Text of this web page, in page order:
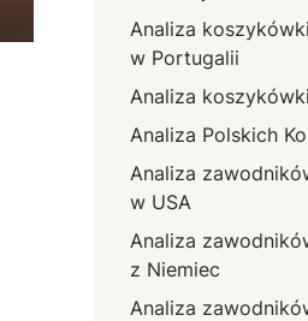
Analiza
w Portugalii
Analiza
Analiza Polskich
Analiza
w USA
Analiza
z Niemiec
Analiza